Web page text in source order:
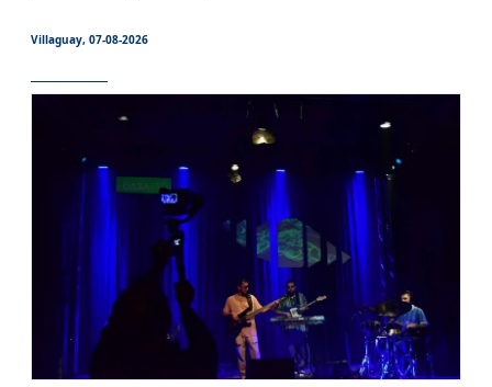
Villaguay, 07-08-2026